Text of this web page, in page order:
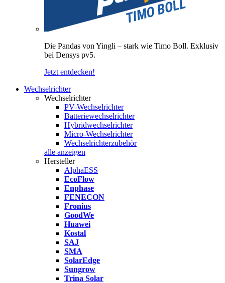
Die Pandas von Yingli – stark wie Timo Boll. Exklusiv
bei Densys pv5.
Jetzt entdecken!
Wechselrichter
Wechselrichter
PV-Wechselrichter
Batteriewechselrichter
Hybridwechselrichter
Micro-Wechselrichter
Wechselrichterzubehör
alle anzeigen
Hersteller
AlphaESS
EcoFlow
Enphase
FENECON
Fronius
GoodWe
Huawei
Kostal
SAJ
SMA
SolarEdge
Sungrow
Trina Solar